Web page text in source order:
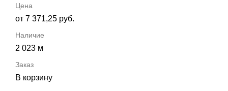
от 7 371,25 руб.
2 023 м
В корзину